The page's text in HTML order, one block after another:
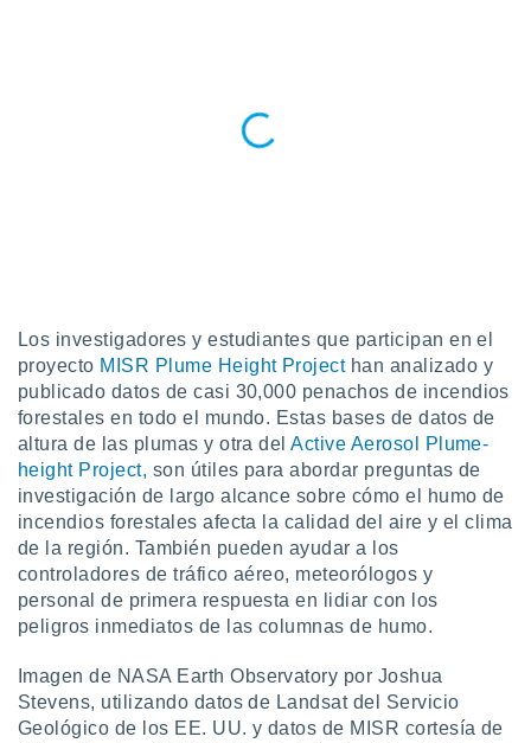
la
contenido
medir el
de la
el
del
de
o a través
de
de
uso de
con el
Los investigadores y estudiantes que participan en el
proyecto MISR Plume Height Projecthan analizado y
publicado datos de casi 30,000 penachos de incendios
forestales en todo el mundo. Estas bases de datos de
altura de las plumas y otra delActive Aerosol Plume-
height Project, son útiles para abordar preguntas de
investigación de largo alcance sobre cómo el humo de
incendios forestales afecta la calidad del aire y el clima
de la región. También pueden ayudar a los
controladores de tráfico aéreo, meteorólogos y
personal de primera respuesta en lidiar con los
peligros inmediatos de las columnas de humo.
Imagen de NASA Earth Observatory por Joshua
Stevens, utilizando datos de Landsat del Servicio
Geológico de los EE. UU. y datos de MISR cortesía de